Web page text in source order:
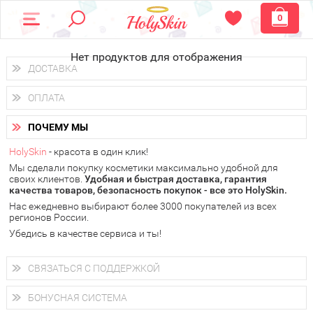
0
Нет продуктов для отображения
ДОСТАВКА
Доставка осуществляетсяпо всем городам России.
Вы можете выбрать доставку курьером, Почтой России или
получить заказ в пунктах выдачи PickPoint или пункте
самовывоза.
В 20 городах России доставка осуществляется ужена
следующий день.
у Вас всегда есть возможность получитьбесплатную
доставку от HolySkin.
подробнее об условиях доставки и оплаты в Вашем городе
ОПЛАТА
Вы можете оплатить свой заказ любым удобным способом:
наличными деньгами (
через интернет-банк (Альфа-банк, Сбербанк) и другими
электронными способами.
ПОЧЕМУ МЫ
HolySkin - красота в один клик!
Мы сделали покупку косметики максимально удобной для
своих клиентов. Удобная и быстрая доставка, гарантия
качества товаров, безопасность покупок - все это HolySkin.
Нас ежедневно выбирают более 3000 покупателей из всех
регионов России.
Убедись в качестве сервиса и ты!
СВЯЗАТЬСЯ С ПОДДЕРЖКОЙ
+7 (800) 707-24-55
Мы будем рады ответить на все Ваши вопросы по работе
магазина, проконсультировать по товарам, рассказать о
БОНУСНАЯ СИСТЕМА